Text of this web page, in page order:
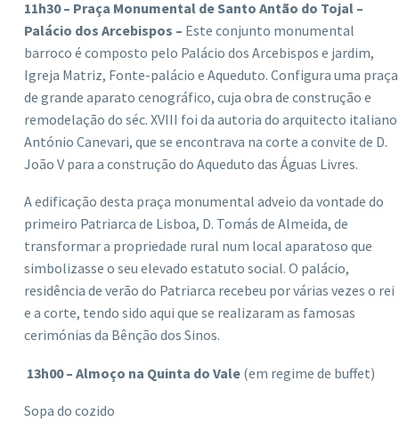
11h30 – Praça Monumental de Santo Antão do Tojal –
Palácio dos Arcebispos – Este conjunto monumental
barroco é composto pelo Palácio dos Arcebispos e jardim,
Igreja Matriz, Fonte-palácio e Aqueduto. Configura uma praça
de grande aparato cenográfico, cuja obra de construção e
remodelação do séc. XVIII foi da autoria do arquitecto italiano
António Canevari, que se encontrava na corte a convite de D.
João V para a construção do Aqueduto das Águas Livres.
A edificação desta praça monumental adveio da vontade do
primeiro Patriarca de Lisboa, D. Tomás de Almeida, de
transformar a propriedade rural num local aparatoso que
simbolizasse o seu elevado estatuto social. O palácio,
residência de verão do Patriarca recebeu por várias vezes o rei
e a corte, tendo sido aqui que se realizaram as famosas
cerimónias da Bênção dos Sinos.
13h00 – Almoço na Quinta do Vale (em regime de buffet)
Sopa do cozido